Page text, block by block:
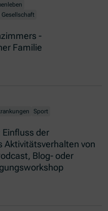
-
Familie
Sport
Einfluss der
Aktivitätsverhalten von
Blog- oder